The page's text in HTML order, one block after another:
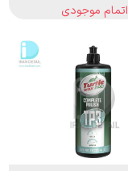
اتمام موجودی